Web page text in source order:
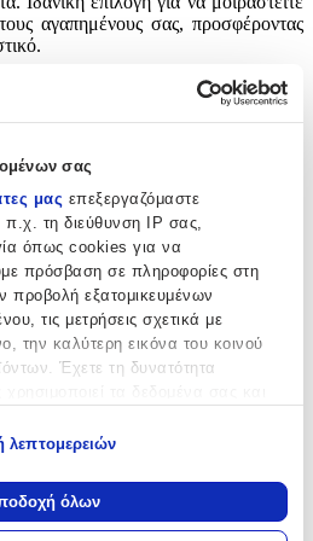
σας
μας επεξεργαζόμαστε
τη διεύθυνση IP σας,
όπως cookies για να
πρόσβαση σε πληροφορίες στη
εξατομικευμένων
τις μετρήσεις σχετικά με
την καλύτερη εικόνα του κοινού
Έχετε τη δυνατότητα
σχετικά με τη γεωγραφική
μπορεί να είναι ακριβείς σε
λεπτομερειών
όλων
αγαπημένους σας, προσφέροντας